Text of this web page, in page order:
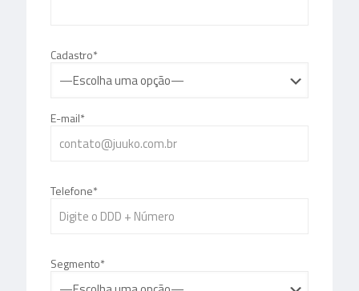
Cadastro*
E-mail*
Telefone*
Segmento*